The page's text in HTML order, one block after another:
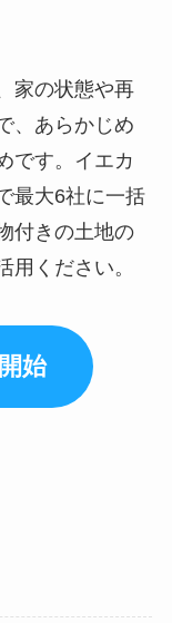
家の状態や再
、あらかじめ
です。イエカ
最大6社に一括
付きの土地の
用ください。
始